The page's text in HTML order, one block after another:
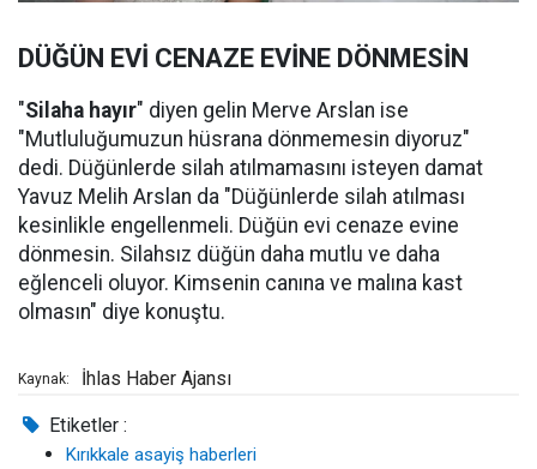
DÜĞÜN EVİ CENAZE EVİNE DÖNMESİN
"Silaha hayır" diyen gelin Merve Arslan ise
"Mutluluğumuzun hüsrana dönmemesin diyoruz"
dedi. Düğünlerde silah atılmamasını isteyen damat
Yavuz Melih Arslan da "Düğünlerde silah atılması
kesinlikle engellenmeli. Düğün evi cenaze evine
dönmesin. Silahsız düğün daha mutlu ve daha
eğlenceli oluyor. Kimsenin canına ve malına kast
olmasın" diye konuştu.
Kaynak: İhlas Haber Ajansı
Etiketler :
Kırıkkale asayiş haberleri